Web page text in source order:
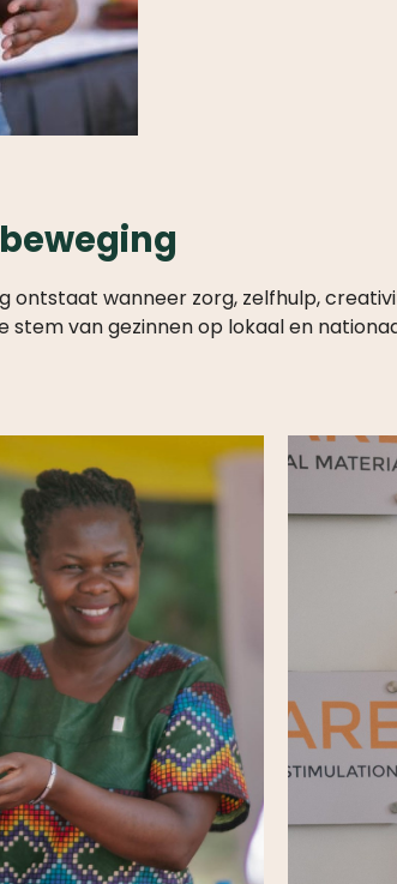
ontstaat wanneer zorg, zelfhulp,
van gezinnen op lokaal en